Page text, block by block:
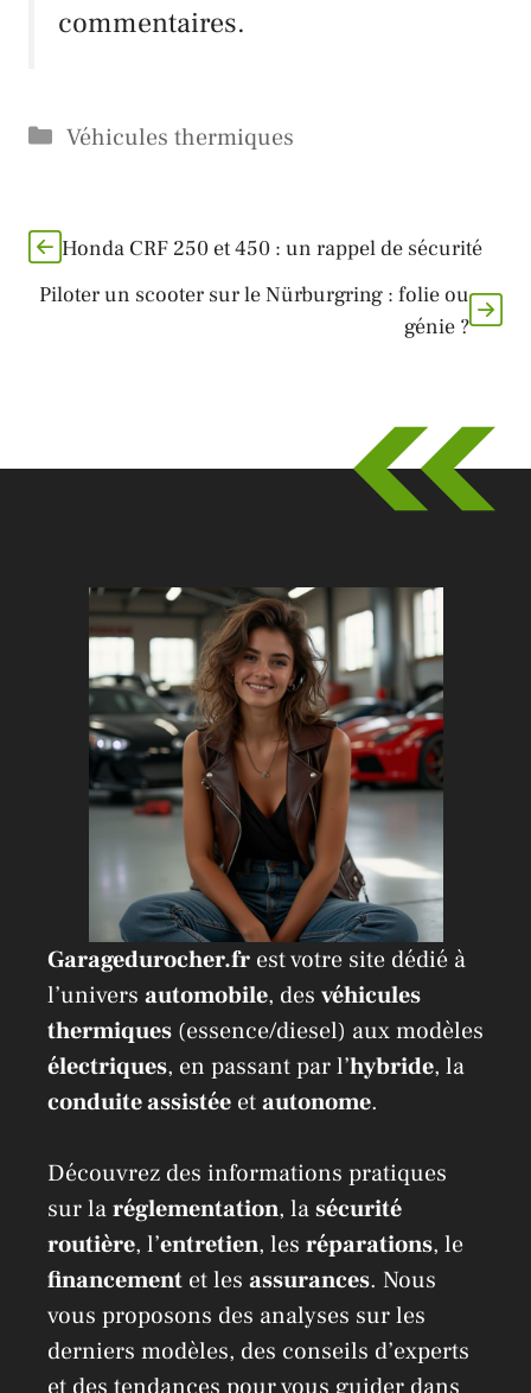
commentaires.
Catégories
Véhicules thermiques
Honda CRF 250 et 450 : un rappel de sécurité
Piloter un scooter sur le Nürburgring : folie ou
génie ?
Garagedurocher.fr est votre site dédié à
l’univers automobile, des véhicules
thermiques (essence/diesel) aux modèles
électriques, en passant par l’hybride, la
conduite assistée etautonome.
Découvrez des informations pratiques
sur laréglementation, lasécurité
routière, l’entretien, les réparations, le
financement et les assurances. Nous
vous proposons des analyses sur les
derniers modèles, des conseils d’experts
et des tendances pour vous guider dans